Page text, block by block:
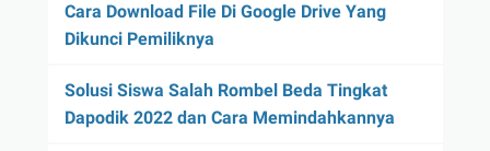
Cara Download File Di Google Drive Yang
Dikunci Pemiliknya
Solusi Siswa Salah Rombel Beda Tingkat
Dapodik 2022 dan Cara Memindahkannya